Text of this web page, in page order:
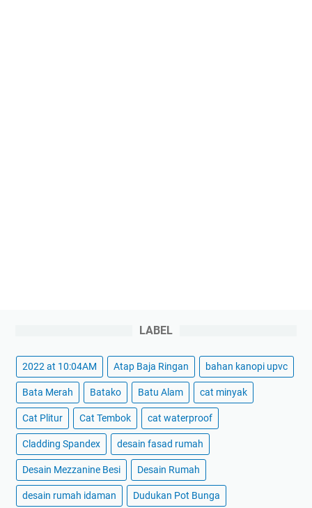
LABEL
2022 at 10:04AM Atap Baja Ringan bahan kanopi upvc
Bata Merah Batako Batu Alam cat minyak
Cat Plitur Cat Tembok cat waterproof
Cladding Spandex desain fasad rumah
Desain Mezzanine Besi Desain Rumah
desain rumah idaman Dudukan Pot Bunga